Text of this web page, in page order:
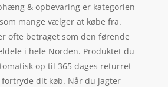
& opbevaring er kategorien
mange vælger at købe fra.
ofte betraget som den førende
i hele Norden. Produktet du
op til 365 dages returret
dit køb. Når du jagter